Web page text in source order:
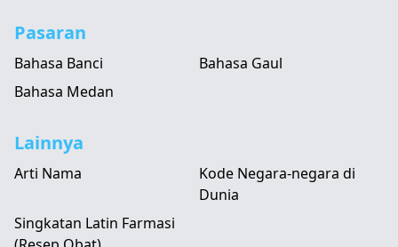
Pasaran
Bahasa Banci
Bahasa Gaul
Bahasa Medan
Lainnya
Arti Nama
Kode Negara-negara di
Dunia
Singkatan Latin Farmasi